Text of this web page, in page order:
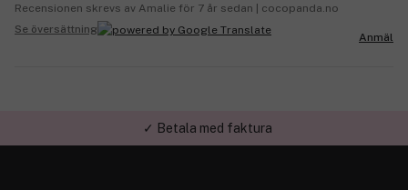
Recensionen skrevs av Amalie för 7 år sedan | cocopanda.no
Se översättning
Anmäl
✓ Trygg E-handel